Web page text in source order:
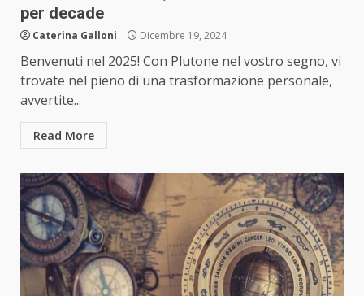
per decade
Caterina Galloni Dicembre 19, 2024
Benvenuti nel 2025! Con Plutone nel vostro segno, vi
trovate nel pieno di una trasformazione personale,
avvertite...
Read More